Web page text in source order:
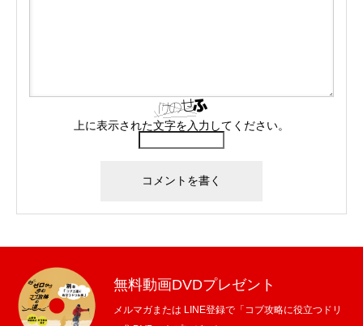
上に表示された文字を入力してください。
無料動画DVDプレゼント
メルマガまたは LINE登録で「コブ攻略に役立つドリ